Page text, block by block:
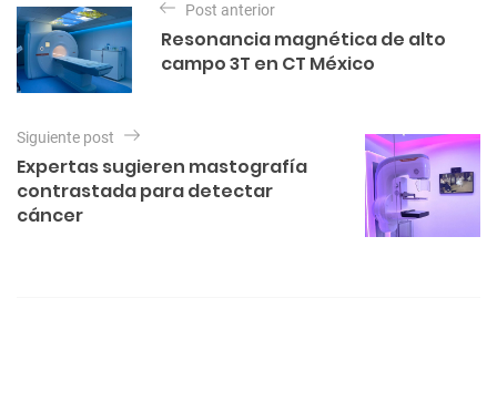
s
g
o
í
a
v
e
g
a
c
i
Post anterior
Resonancia magnética de alto
campo 3T en CT México
Siguiente post
Expertas sugieren mastografía
contrastada para detectar
cáncer